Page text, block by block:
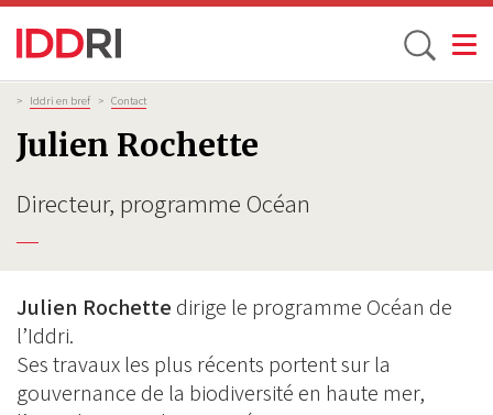
Aller
contenu
Toggle
Fil
d'Ariane
> Iddri en bref > Contact
Julien Rochette
Directeur, programme Océan
Julien Rochette dirige le programme Océan de
l’Iddri.
Ses travaux les plus récents portent sur la
gouvernance de la biodiversité en haute mer,